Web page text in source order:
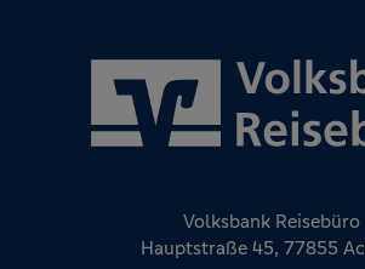
Volksbank Reisebüro
Hauptstraße 45, 77855